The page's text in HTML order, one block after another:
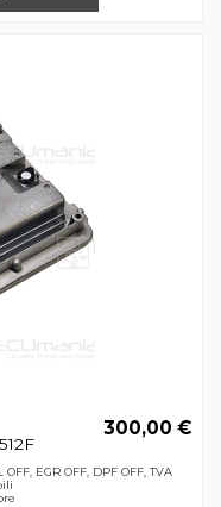
300,00 €
EGR OFF, DPF OFF, TVA